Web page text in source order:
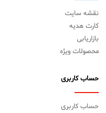
نقشه سایت
کارت هدیه
بازاریابی
محصولات ویژه
حساب کاربری
حساب کاربری